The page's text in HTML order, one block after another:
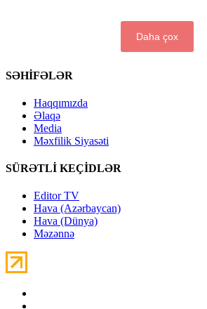
Daha çox
SƏHİFƏLƏR
Haqqımızda
Əlaqə
Media
Məxfilik Siyasəti
SÜRƏTLİ KEÇİDLƏR
Editor TV
Hava (Azərbaycan)
Hava (Dünya)
Məzənnə